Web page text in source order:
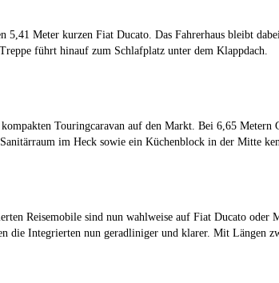
Meter kurzen Fiat Ducato. Das Fahrerhaus bleibt
führt hinauf zum Schlafplatz unter dem Klappdach.
Touringcaravan auf den Markt. Bei 6,65 Metern
im Heck sowie ein Küchenblock in der Mitte
Reisemobile sind nun wahlweise auf Fiat Ducato
die Integrierten nun geradliniger und klarer. Mit Längen